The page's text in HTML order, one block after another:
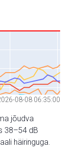
08-08 06:35:00
jõudva
38–54 dB
häiringuga.